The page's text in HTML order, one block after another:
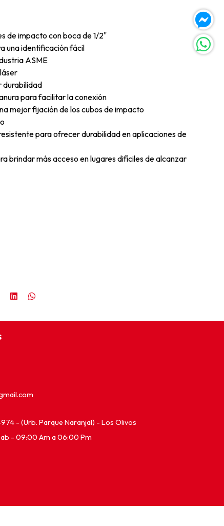
de impacto con boca de 1/2"
una identificación fácil
ASME
durabilidad
para facilitar la conexión
mejor fijación de los cubos de impacto
para ofrecer durabilidad en aplicaciones de
brindar más acceso en lugares difíciles de alcanzar
- (Urb. Parque Naranjal) - Los Olivos
- 09:00 Am a 06:00 Pm